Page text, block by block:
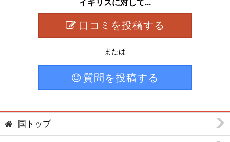
イギリスに対して...
口コミを投稿する
または
質問を投稿する
国トップ